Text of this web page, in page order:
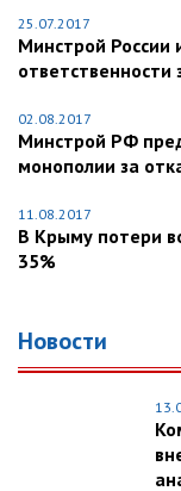
25.07.2017
Минстрой
02.08.2017
Минстрой РФ
монополии за
11.08.2017
В Крыму потери
35%
Новости